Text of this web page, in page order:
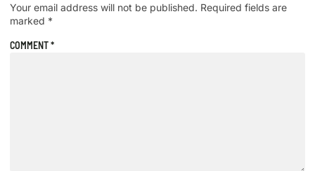
Your email address will not be published. Required fields are
marked *
COMMENT*